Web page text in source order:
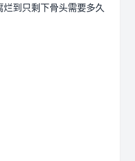
烂到只剩下骨头需要多久